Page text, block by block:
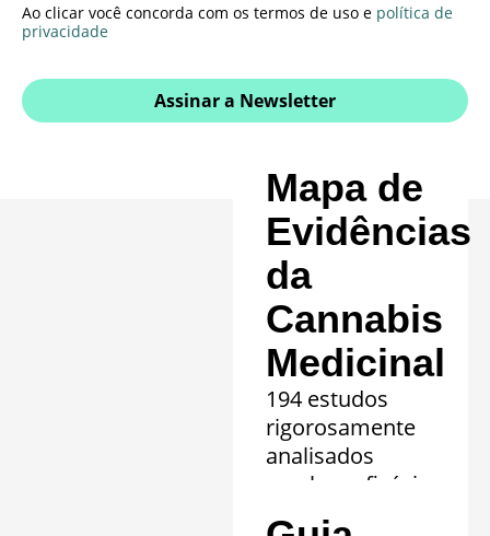
Ao clicar você concorda com os termos de uso e política de
privacidade
Assinar a Newsletter
Mapa de
Evidências
da
Cannabis
Medicinal
194 estudos
rigorosamente
analisados
revelam eficácia
comprovada em